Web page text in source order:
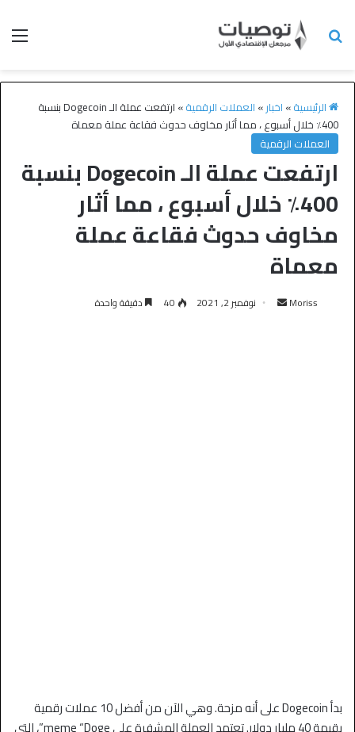
الرئيسية» اخبار» العملات الرقمية»
ارتفعت عملة الـ Dogecoin بنسبة
400٪ خلال أسبوع ، مما أثار مخاوف حدوث فقاعة عملة معماة
العملات الرقمية
ارتفعت عملة الـ Dogecoin بنسبة
400٪ خلال أسبوع ، مما أثار
مخاوف حدوث فقاعة عملة
معماة
Moriss نوفمبر 2, 2021 40 دقيقة واحدة
بدأ Dogecoin على أنه مزحة. وهي الآن من أفضل 10 عملات رقمية